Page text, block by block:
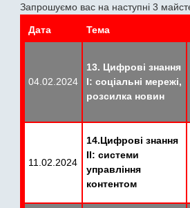
Запрошуємо вас на наступні 3
Дата Тема
04.02.2024
13. Цифрові знання
I: соціальні мережі,
розсилка новин
11.02.2024
14.Цифрові знання
II: системи
управління
контентом